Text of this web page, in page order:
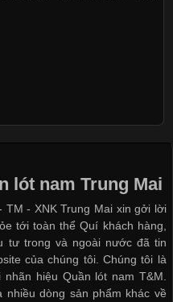
Nay Và Xu Hướng Trong
những trang phục quen
hiện nay. Không chỉ đa
thun còn có nhiều form dáng
cách thời trang và nhu
lót nam Trung Mai
TM - XNK Trung Mai xin gởi lời
tới toàn thể Quí khách hàng,
tư trong và ngoài nước đã tin
của chúng tôi. Chúng tôi là
hiệu Quần lót nam T&M.
dòng sản phẩm khác về